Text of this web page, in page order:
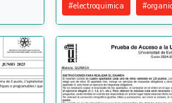
#electroquimica #